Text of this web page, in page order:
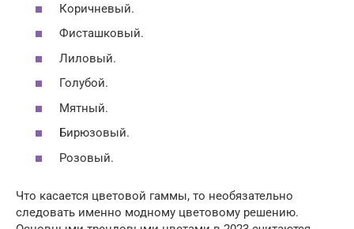
Коричневый.
Фисташковый.
Лиловый.
Голубой.
Мятный.
Бирюзовый.
Розовый.
Что касается цветовой гаммы, то необязательно
следовать именно модному цветовому решению.